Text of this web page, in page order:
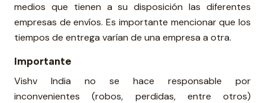
medios que tienen a su disposición las diferentes
empresas de envíos. Es importante mencionar que los
tiempos de entrega varían de una empresa a otra.
Importante
Vishv India no se hace responsable por
inconvenientes (robos, perdidas, entre otros)